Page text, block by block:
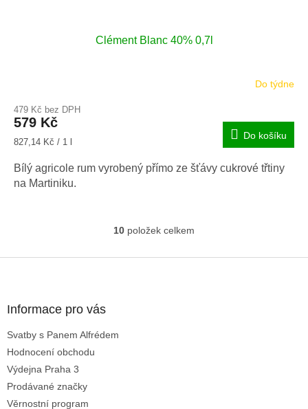
Clément Blanc 40% 0,7l
Do týdne
479 Kč bez DPH
579 Kč
Měrná
827,14 Kč / 1 l
Do košíku
Bílý agricole rum vyrobený přímo ze šťávy cukrové třtiny
na Martiniku.
O
l
10 položek celkem
Informace pro vás
Svatby s Panem Alfrédem
Hodnocení obchodu
Výdejna Praha 3
Prodávané značky
Věrnostní program